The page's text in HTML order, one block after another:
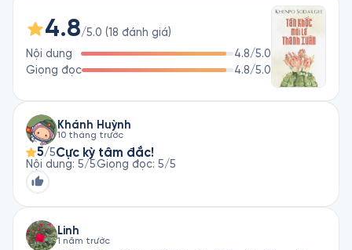
tác giả của nhiều cuốn sách bán chạy và thường xuyên được
mời nói chuyện tại các trường đại học ở châu Á cũng như
4.8/5.0 (18 đánh giá)
Nội dung
4.8/5.0
Giọng đọc
4.8/5.0
Khánh Huỳnh
10 tháng trước
5/5Cực kỳ tâm đắc!
Nội dung: 5/5Giọng đọc: 5/5
Linh
1 năm trước